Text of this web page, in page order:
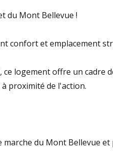
du Mont Bellevue !
confort et emplacement
ce logement offre un cadre
proximité de l'action.
marche du Mont Bellevue